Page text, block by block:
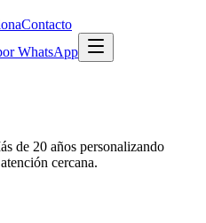
Contacto
WhatsApp
de 20 años personalizando
cercana.